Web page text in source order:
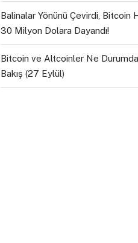
Balinalar Yönünü Çevirdi, Bitcoin
30 Milyon Dolara Dayandı!
Bitcoin ve Altcoinler Ne
Bakış (27 Eylül)